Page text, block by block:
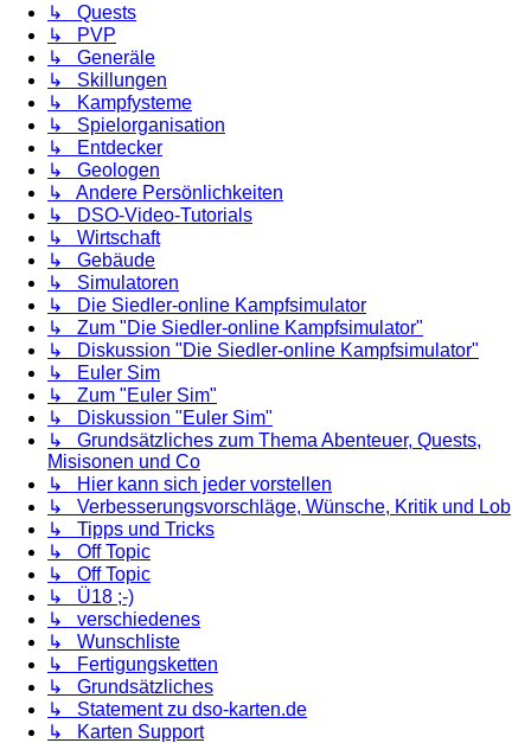
↳ Quests
↳ PVP
↳ Generäle
↳ Skillungen
↳ Kampfysteme
↳ Spielorganisation
↳ Entdecker
↳ Geologen
↳ Andere Persönlichkeiten
↳ DSO-Video-Tutorials
↳ Wirtschaft
↳ Gebäude
↳ Simulatoren
↳ Die Siedler-online Kampfsimulator
↳ Zum "Die Siedler-online Kampfsimulator"
↳ Diskussion "Die Siedler-online Kampfsimulator"
↳ Euler Sim
↳ Zum "Euler Sim"
↳ Diskussion "Euler Sim"
↳ Grundsätzliches zum Thema Abenteuer, Quests,
Misisonen und Co
↳ Hier kann sich jeder vorstellen
↳ Verbesserungsvorschläge, Wünsche, Kritik und Lob
↳ Tipps und Tricks
↳ Off Topic
↳ Off Topic
↳ Ü18 ;-)
↳ verschiedenes
↳ Wunschliste
↳ Fertigungsketten
↳ Grundsätzliches
↳ Statement zu dso-karten.de
↳ Karten Support